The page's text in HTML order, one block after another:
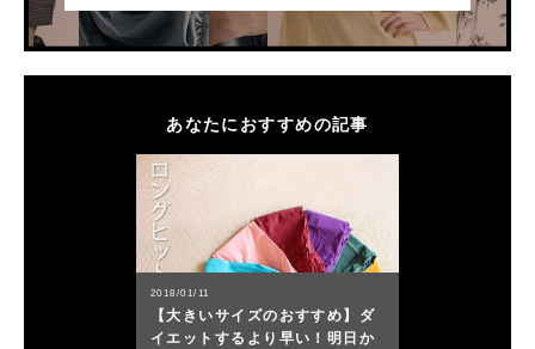
あなたにおすすめの記事
2018/01/11
【大きいサイズのおすすめ】ダ
イエットするより早い！明日か